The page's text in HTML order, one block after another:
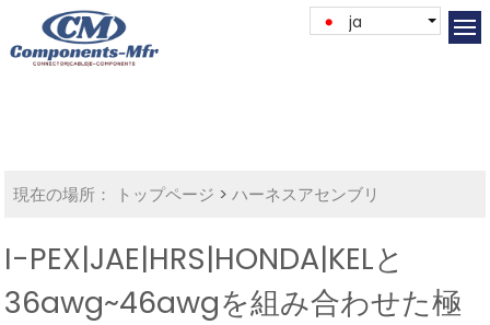
ja
現在の場所： トップページ >ハーネスアセンブリ
I-PEX|JAE|HRS|HONDA|KELと
36awg~46awgを組み合わせた極